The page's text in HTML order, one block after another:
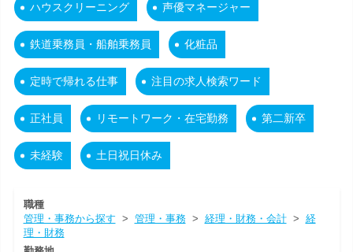
ハウスクリーニング 声優マネージャー
鉄道乗務員・船舶乗務員 化粧品
定時で帰れる仕事 注目の求人検索ワード
正社員 リモートワーク・在宅勤務 第二新卒
未経験 土日祝日休み
職種
管理・事務から探す > 管理・事務> 経理・財務・会計> 経
理・財務